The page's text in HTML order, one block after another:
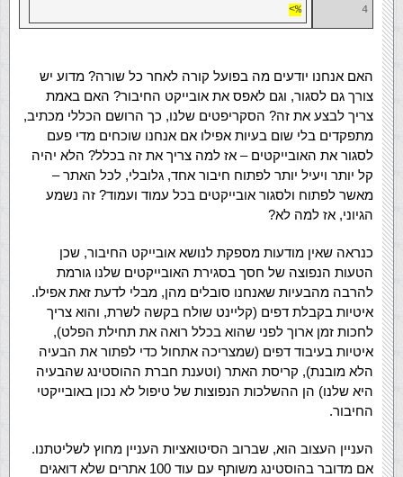
4
%>
האם אנחנו יודעים מה בפועל קורה לאחר כל שורה? מדוע יש
צורך גם לסגור, וגם לאפס את אובייקט החיבור? האם באמת
צריך לבצע את זה? הסקריפטים שלנו, כך הרושם הכללי מכתיב,
מתפקדים בלי שום בעיות אפילו אם אנחנו שוכחים מדי פעם
לסגור את האובייקטים – אז למה צריך את זה בכלל? הלא יהיה
קל יותר ויעיל יותר לפתוח חיבור אחד, גלובלי, לכל האתר –
מאשר לפתוח ולסגור אובייקטים בכל עמוד ועמוד? זה נשמע
הגיוני, אז למה לא?
כנראה שאין מודעות מספקת לנושא אובייקט החיבור, שכן
הטעות הנפוצה של חסך בסגירת האובייקטים שלנו גורמת
להרבה מהבעיות שאנחנו סובלים מהן, מבלי לדעת זאת אפילו.
איטיות בקבלת דפים (קליינט שולח בקשה לשרת, והוא צריך
לחכות זמן ארוך לפני שהוא בכלל רואה את תחילת הפלט),
איטיות בעיבוד דפים (שמצריכה אתחול כדי לפתור את הבעיה
הלא מובנת), קריסת האתר (וטענת חברת ההוסטינג שהבעיה
היא שלנו) הן ההשלכות הנפוצות של טיפול לא נכון באובייקטי
החיבור.
העניין העצוב הוא, שברוב הסיטואציות העניין מחוץ לשליטתנו.
אם מדובר בהוסטינג משותף עם עוד 100 אתרים שלא דואגים